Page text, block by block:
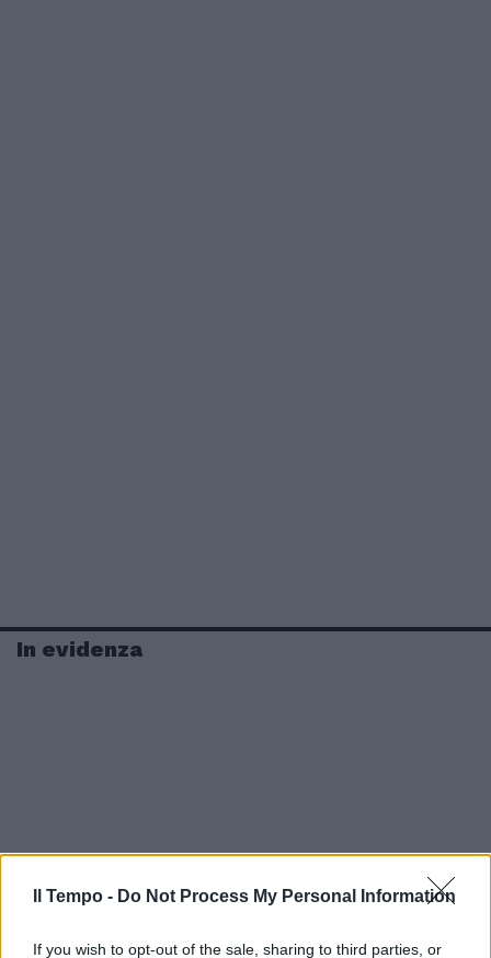
Il Tempo - Do Not Process My Personal Information
If you wish to opt-out of the sale, sharing to third parties, or
In evidenza